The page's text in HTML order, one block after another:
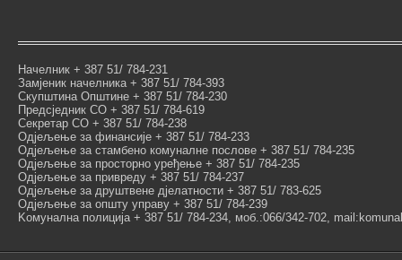
Начелник + 387 51/ 784-231
Замјеник начелника + 387 51/ 784-393
Скупштина Општине + 387 51/ 784-230
Предсједник СО + 387 51/ 784-619
Секретар СО + 387 51/ 784-238
Одјељење за финансије + 387 51/ 784-233
Одјељење за стамбено комуналне послове + 387 51/ 784-235
Одјељење за просторно уређење + 387 51/ 784-235
Одјељење за привреду + 387 51/ 784-237
Одјељење за друштвене дјелатности + 387 51/ 783-625
Одјељење за општу управу + 387 51/ 784-239
Kомунална полиција + 387 51/ 784-234, моб.:066/342-702,